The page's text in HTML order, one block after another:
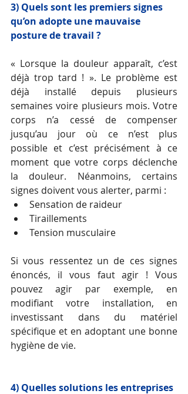
3) Quels sont les premiers signes
qu’on adopte une mauvaise
posture de travail ?
« Lorsque la douleur apparaît, c’est
déjà trop tard ! ». Le problème est
déjà installé depuis plusieurs
semaines voire plusieurs mois. Votre
corps n’a cessé de compenser
jusqu’au jour où ce n’est plus
possible et c’est précisément à ce
moment que votre corps déclenche
la douleur. Néanmoins, certains
signes doivent vous alerter, parmi :
Sensation de raideur
Tiraillements
Tension musculaire
Si vous ressentez un de ces signes
énoncés, il vous faut agir ! Vous
pouvez agir par exemple, en
modifiant votre installation, en
investissant dans du matériel
spécifique et en adoptant une bonne
hygiène de vie.
4) Quelles solutions les entreprises